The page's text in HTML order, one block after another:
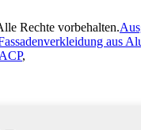
Rechte vorbehalten.
aus
,